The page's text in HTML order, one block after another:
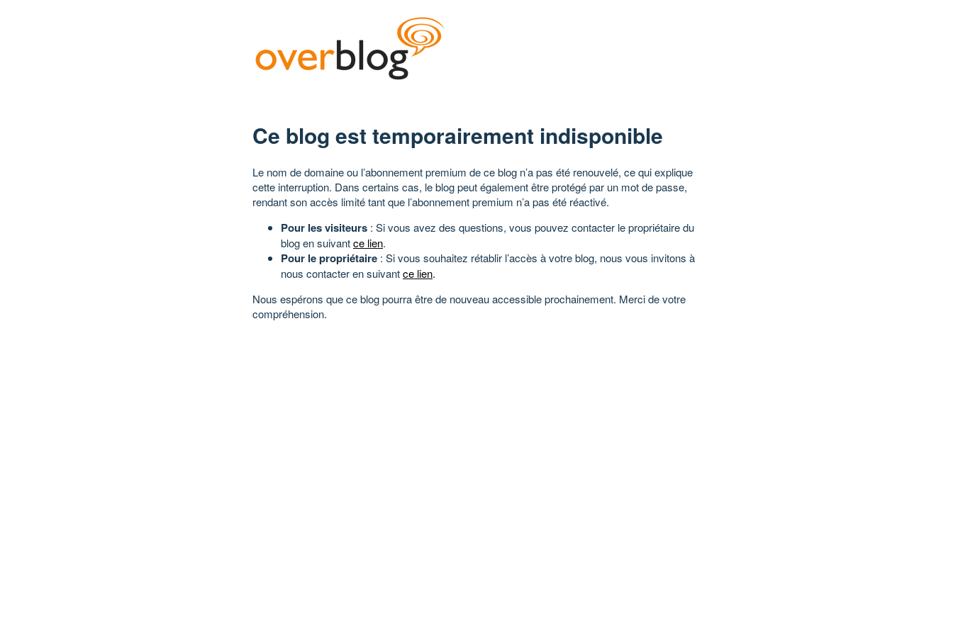
Ce blog est temporairement indisponible
Le nom de domaine ou l’abonnement premium de ce blog n’a pas été renouvelé, ce qui explique
cette interruption. Dans certains cas, le blog peut également être protégé par un mot de passe,
rendant son accès limité tant que l’abonnement premium n’a pas été réactivé.
Pour les visiteurs : Si vous avez des questions, vous pouvez contacter le propriétaire du
blog en suivantce lien.
Pour le propriétaire : Si vous souhaitez rétablir l’accès à votre blog, nous vous invitons à
nous contacter en suivantce lien.
Nous espérons que ce blog pourra être de nouveau accessible prochainement. Merci de votre
compréhension.